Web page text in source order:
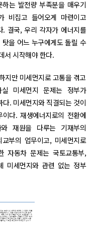
는 발전량 부족분을 매우기
비집고 들어오게 마련이고
결국, 우리 각자가 에너지를
을 어느 누구에게도 돌릴 수
서 시작해야 한다.
지만 미세먼지로 고통을 겪고
미세먼지 문제는 정부가
. 미세먼지와 직결되는 것이
다. 재생에너지로의 전환에
재원을 다루는 기재부의
부의 업무이고, 미세먼지로
자동차 문제는 국토교통부,
미세먼지와 관련 없는 정부